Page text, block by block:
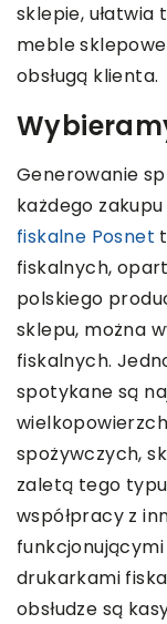
sklepie, ułatwia
meble
obsługą klienta.
Generowanie
każdego
fiskalne Posnet
fiskalnych,
polskiego
sklepu, można
fiskalnych.
spotykane są
spożywczych,
zaletą tego
współpracy z
drukarkami
obsłudze są